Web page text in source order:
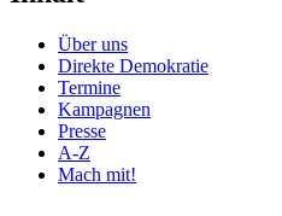
Über uns
Direkte Demokratie
Termine
Kampagnen
Presse
A-Z
Mach mit!